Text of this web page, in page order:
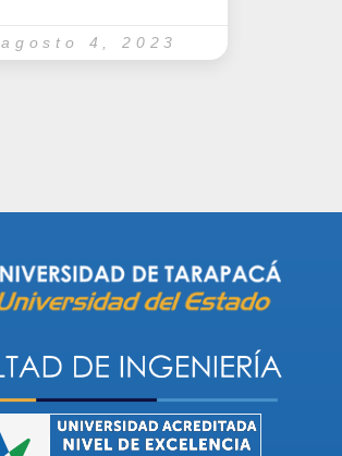
agosto 4, 2023